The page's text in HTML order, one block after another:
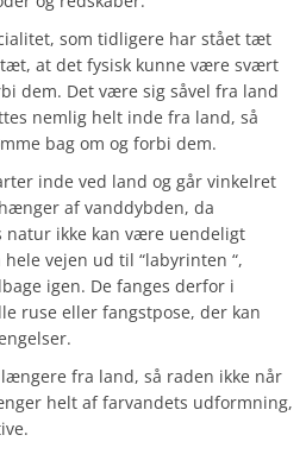
som tidligere har stået tæt
tæt, at det fysisk kunne være svært
dem. Det være sig såvel fra land
nemlig helt inde fra land, så
bag om og forbi dem.
inde ved land og går vinkelret
af vanddybden, da
ikke kan være uendeligt
vejen ud til “labyrinten “,
igen. De fanges derfor i
ruse eller fangstpose, der kan
fra land, så raden ikke når
helt af farvandets udformning,